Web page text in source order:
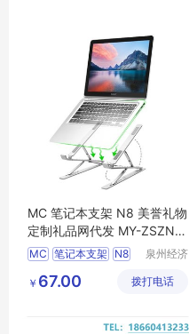
MC 笔记本支架 N8 美誉礼物
定制礼品网代发 MY-ZSZN-L
5-04
MC 笔记本支架 N8
L5 04
泉州经济
区美誉商
￥ 67.00 拨打电话